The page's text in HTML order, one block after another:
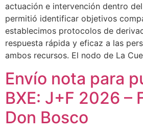
actuación e intervención dentro
permitió identificar objetivos
establecimos protocolos de
respuesta rápida y eficaz a las
ambos recursos. El nodo de La
Envío nota para
BXE: J+F 2026 –
Don Bosco